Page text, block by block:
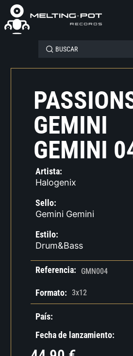
GEMINI
GEMINI
Artista:
Halogenix
Sello:
Gemini Gemini
Estilo:
Drum&Bass
Referencia: GMN004
Formato: 3x12
País:
Fecha de lanzamiento: